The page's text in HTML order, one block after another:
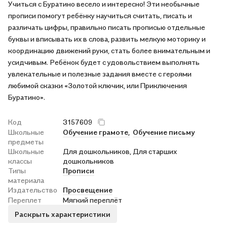
Учиться с Буратино весело и интересно! Эти необычные
прописи помогут ребёнку научиться считать, писать и
различать цифры, правильно писать прописью отдельные
буквы и вписывать их в слова, развить мелкую моторику и
координацию движений руки, стать более внимательным и
усидчивым. Ребёнок будет с удовольствием выполнять
увлекательные и полезные задания вместе с героями
любимой сказки «Золотой ключик, или Приключения
Буратино».
Код
3157609
Школьные
предметы
Обучение грамоте, Обучение письму
Школьные
классы
Для дошкольников, Для старших
дошкольников
Типы
материала
Прописи
Издательство
Просвещение
Переплет
Мягкий переплёт
Раскрыть характеристики